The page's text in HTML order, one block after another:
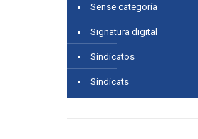
Sense categoría
Signatura digital
Sindicatos
Sindicats